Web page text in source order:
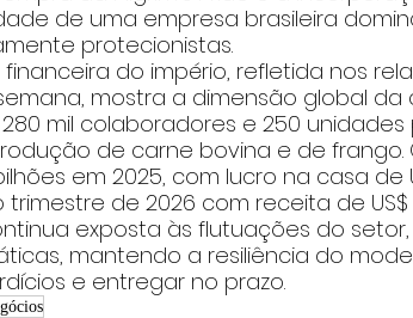
de uma empresa brasileira
protecionistas.
do império, refletida nos
mostra a dimensão global da
mil colaboradores e 250
de carne bovina e de frango.
em 2025, com lucro na casa
de 2026 com receita de US$
exposta às flutuações do
mantendo a resiliência do
e entregar no prazo.